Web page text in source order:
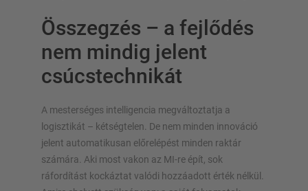
Összegzés – a fejlődés
nem mindig jelent
csúcstechnikát
A mesterséges intelligencia megváltoztatja a
logisztikát – kétségtelen. De nem minden innováció
jelent automatikusan előrelépést minden raktár
számára. Aki most vakon az MI-re épít, sok
ráfordítást kockáztat valódi hozzáadott érték nélkül.